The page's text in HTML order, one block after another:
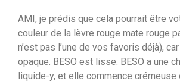
AMI, je prédis que cela pourrait être
couleur de la lèvre rouge mate rouge
n’est pas l’une de vos favoris déjà),
opaque. BESO est lisse. BESO a une
liquide-y, et elle commence